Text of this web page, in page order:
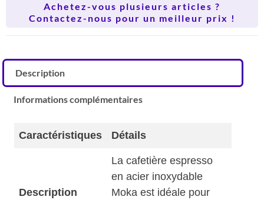
Achetez-vous plusieurs articles ?
Contactez-nous pour un meilleur prix !
Description
Informations complémentaires
Caractéristiques Détails
Description
La cafetière espresso
en acier inoxydable
Moka est idéale pour